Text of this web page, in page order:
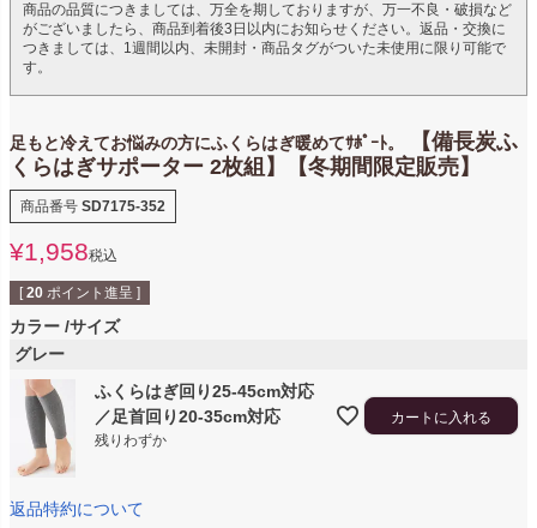
商品の品質につきましては、万全を期しておりますが、万一不良・破損など
がございましたら、商品到着後3日以内にお知らせください。返品・交換に
つきましては、1週間以内、未開封・商品タグがついた未使用に限り可能で
す。
足もと冷えてお悩みの方にふくらはぎ暖めてｻﾎﾟｰﾄ。
【備長炭ふ
くらはぎサポーター 2枚組】【冬期間限定販売】
商品番号 SD7175-352
¥1,958税込
[ 20 ポイント進呈 ]
カラー サイズ
グレー
ふくらはぎ回り25-45cm対応
／足首回り20-35cm対応
残りわずか
カートに入れる
返品特約について